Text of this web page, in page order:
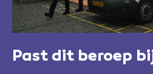
Past dit beroep